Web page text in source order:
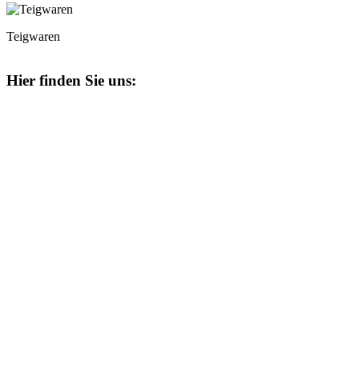
Teigwaren
Hier finden Sie uns: